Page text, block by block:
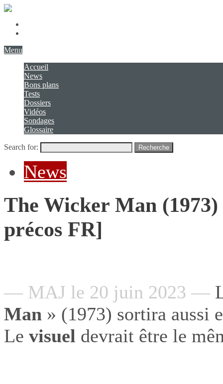
Menu
Accueil
News
Bons plans
Tests
Dossiers
Vidéos
Sondages
Glossaire
Search for: Recherche
News
The Wicker Man
précos FR]
— MAJ le 20 juin 2023 —
Man » (1973) sortira aussi
Le visuel devrait être le